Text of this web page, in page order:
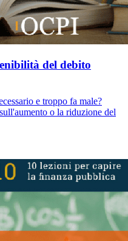
del debito
e troppo fa male?
o la riduzione del